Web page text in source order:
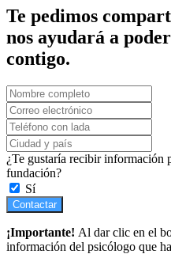
Te pedimos
nos ayudará a
contigo.
¿Te gustaría recibir información
fundación?
Sí
Contactar
¡Importante! Al dar clic en el
información del psicólogo que